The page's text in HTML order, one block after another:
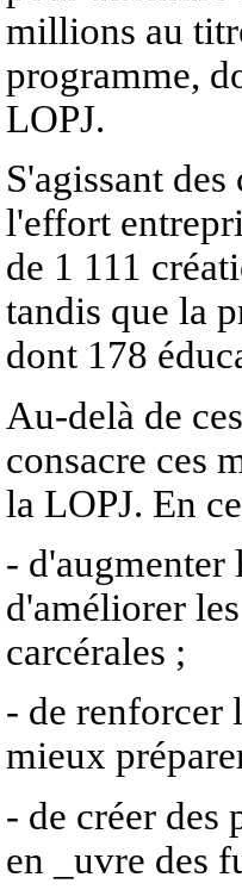
millions au
programme,
LOPJ.
S'agissant
l'effort
de 1 111
tandis que la
dont 178
Au-delà de
consacre ces
la LOPJ. En
- d'augmenter
d'améliorer
carcérales ;
- de renforcer
mieux
- de créer des
en _uvre des